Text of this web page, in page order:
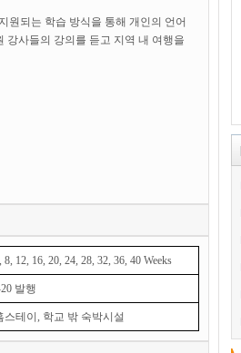
원되는 학습 방식을 통해 개인의 언어
강사들의 강의를 듣고 지역 내 여행을
8, 12, 16, 20, 24, 28, 32, 36, 40 Weeks
발행
스테이, 학교 밖 숙박시설